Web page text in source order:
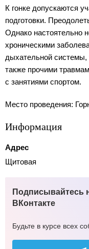
К гонке допускаются
подготовки.
Однако настоятельно
хроническими
дыхательной системы,
также прочими
с занятиями спортом.
Место проведения:
Информация
Адрес
Щитовая
Подписывайтесь
ВКонтакте
Будьте в курсе всех